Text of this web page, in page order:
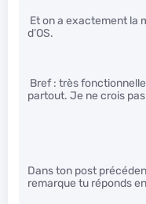
Et on a exactement la
d’OS.
Bref : très
partout. Je ne crois
Dans ton post
remarque tu réponds